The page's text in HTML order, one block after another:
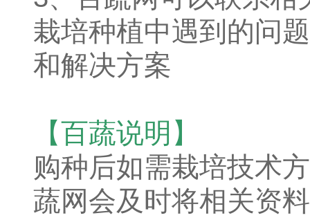
栽培种植中遇到的问
和解决方案
【百蔬说明】
购种后如需栽培技术
蔬网会及时将相关资